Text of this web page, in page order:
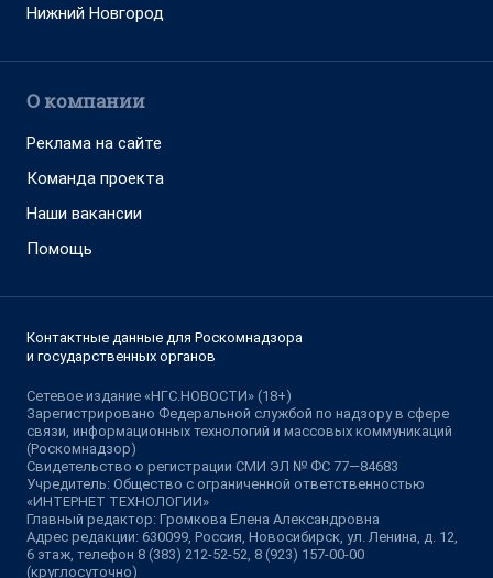
Нижний Новгород
О компании
Реклама на сайте
Команда проекта
Наши вакансии
Помощь
Контактные данные для Роскомнадзора
и государственных органов
Сетевое издание «НГС.НОВОСТИ» (18+)
Зарегистрировано Федеральной службой по надзору в сфере
связи, информационных технологий и массовых коммуникаций
(Роскомнадзор)
Свидетельство о регистрации СМИ ЭЛ № ФС 77—84683
Учредитель: Общество с ограниченной ответственностью
«ИНТЕРНЕТ ТЕХНОЛОГИИ»
Главный редактор: Громкова Елена Александровна
Адрес редакции: 630099, Россия, Новосибирск, ул. Ленина, д. 12,
6 этаж, телефон 8 (383) 212-52-52, 8 (923) 157-00-00
(круглосуточно)